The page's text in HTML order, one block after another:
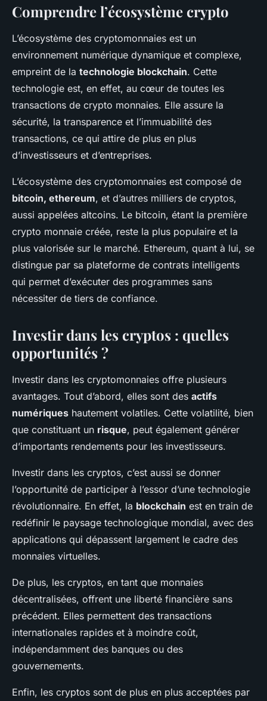
Comprendre l’écosystème crypto
L’écosystème des cryptomonnaies est un
environnement numérique dynamique et complexe,
empreint de la technologie blockchain. Cette
technologie est, en effet, au cœur de toutes les
transactions de crypto monnaies. Elle assure la
sécurité, la transparence et l’immuabilité des
transactions, ce qui attire de plus en plus
d’investisseurs et d’entreprises.
L’écosystème des cryptomonnaies est composé de
bitcoin, ethereum, et d’autres milliers de cryptos,
aussi appelées altcoins. Le bitcoin, étant la première
crypto monnaie créée, reste la plus populaire et la
plus valorisée sur le marché. Ethereum, quant à lui, se
distingue par sa plateforme de contrats intelligents
qui permet d’exécuter des programmes sans
nécessiter de tiers de confiance.
Investir dans les cryptos : quelles
opportunités ?
Investir dans les cryptomonnaies offre plusieurs
avantages. Tout d’abord, elles sont des actifs
numériques hautement volatiles. Cette volatilité, bien
que constituant un risque, peut également générer
d’importants rendements pour les investisseurs.
Investir dans les cryptos, c’est aussi se donner
l’opportunité de participer à l’essor d’une technologie
révolutionnaire. En effet, la blockchain est en train de
redéfinir le paysage technologique mondial, avec des
applications qui dépassent largement le cadre des
monnaies virtuelles.
De plus, les cryptos, en tant que monnaies
décentralisées, offrent une liberté financière sans
précédent. Elles permettent des transactions
internationales rapides et à moindre coût,
indépendamment des banques ou des
gouvernements.
Enfin, les cryptos sont de plus en plus acceptées par